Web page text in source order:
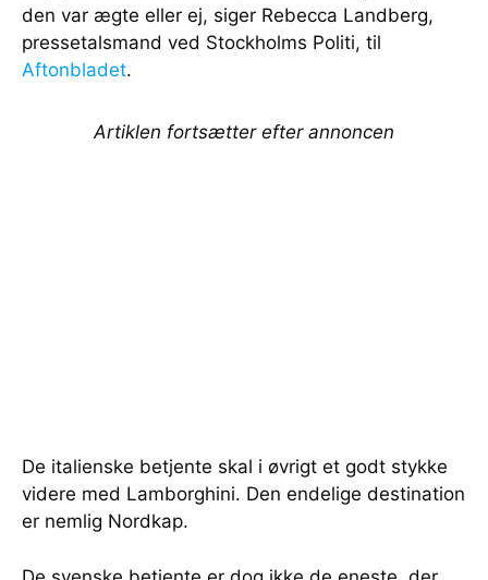
den var ægte eller ej, siger Rebecca Landberg,
pressetalsmand ved Stockholms Politi, til
Aftonbladet.
Artiklen fortsætter efter annoncen
De italienske betjente skal i øvrigt et godt stykke
videre med Lamborghini. Den endelige destination
er nemlig Nordkap.